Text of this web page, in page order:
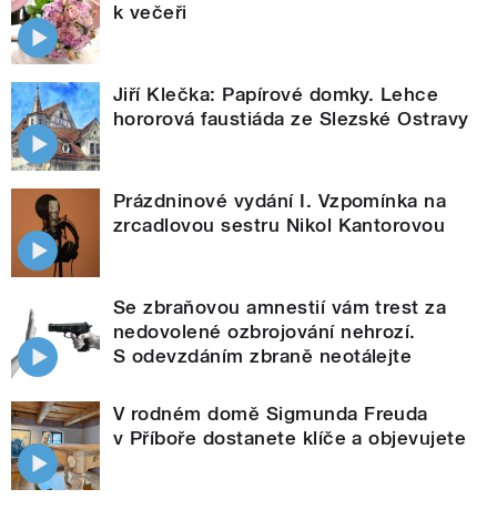
k večeři
Jiří Klečka: Papírové domky. Lehce
hororová faustiáda ze Slezské Ostravy
Prázdninové vydání I. Vzpomínka na
zrcadlovou sestru Nikol Kantorovou
Se zbraňovou amnestií vám trest za
nedovolené ozbrojování nehrozí.
S odevzdáním zbraně neotálejte
V rodném domě Sigmunda Freuda
v Příboře dostanete klíče a objevujete